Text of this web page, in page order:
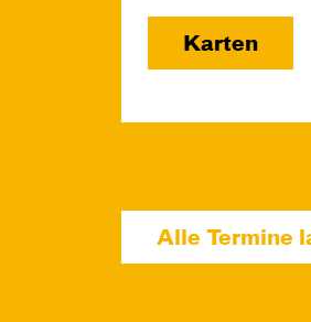
Karten
Di, 03.11. /
11:00
Alle Termine